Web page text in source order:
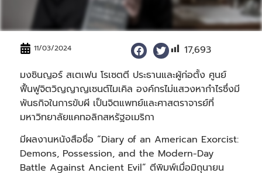
11/03/2024
17,693
มงซินญอร์ สเตเฟน โรเซตตี ประธานและผู้ก่อตั้ง ศูนย์
ฟื้นฟูจิตวิญญาญเซนต์ไมเคิล องค์กรไม่แสวงหากำไรซึ่งมี
พันธกิจในการขับผี เป็นจิตแพทย์และศาสตราจารย์ที่
มหาวิทยาลัยแคทอลิกสหรัฐอเมริกา
มีผลงานหนังสือชื่อ “Diary of an American Exorcist:
Demons, Possession, and the Modern-Day
Battle Against Ancient Evil” ตีพิมพ์เมื่อมิถุนายน